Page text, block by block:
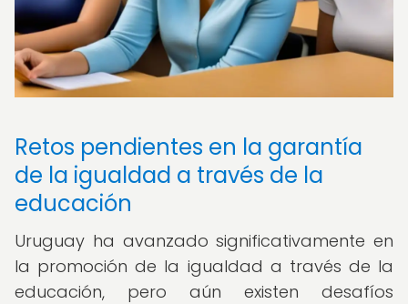
Retos pendientes en la garantía
de la igualdad a través de la
educación
Uruguay ha avanzado significativamente en
la promoción de la igualdad a través de la
educación, pero aún existen desafíos